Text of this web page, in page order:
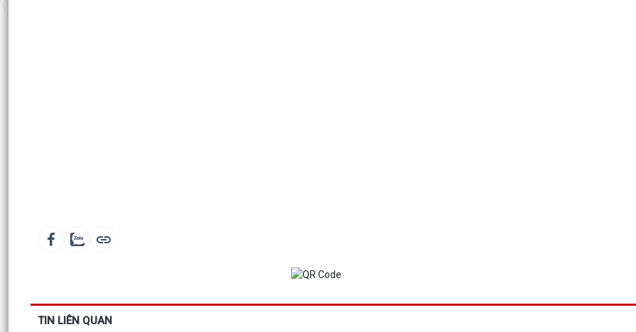
TIN LIÊN QUAN